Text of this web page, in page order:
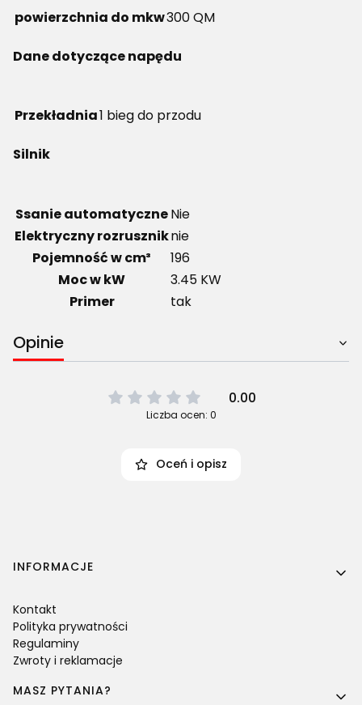
powierzchnia do mkw300 QM
Dane dotyczące napędu
Przekładnia1 bieg do przodu
Silnik
Ssanie automatyczneNie
Elektryczny rozruszniknie
Pojemność w cm³
196
Moc w kW
3.45 KW
Primer
tak
Opinie
0.00
Liczba ocen: 0
Oceń i opisz
Linki w stopce
INFORMACJE
Kontakt
Polityka prywatności
Regulaminy
Zwroty i reklamacje
MASZ PYTANIA?